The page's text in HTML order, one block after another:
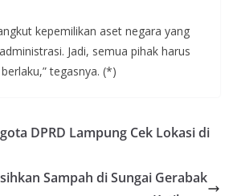
kepemilikan aset negara yang
Jadi, semua pihak harus
tegasnya. (*)
DPRD Lampung Cek Lokasi di
Sampah di Sungai Gerabak